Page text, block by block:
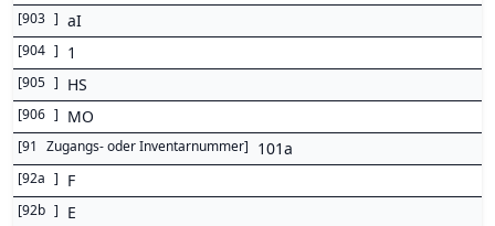
[903 ] aI
[904 ] 1
[905 ] HS
[906 ] MO
[91 Zugangs- oder Inventarnummer] 101a
[92a ] F
[92b ] E